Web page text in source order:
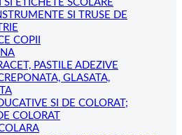
SI ETICHETE SCOLARE
SI TRUSE DE
COPII
PASTILE ADEZIVE
GLASATA,
SI DE COLORAT;
COLORAT